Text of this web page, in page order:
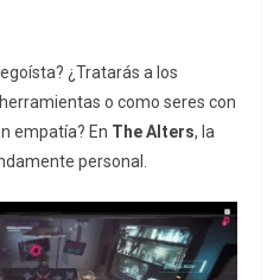
¿Tratarás a los
o como seres con
empatía? En The Alters, la
personal.